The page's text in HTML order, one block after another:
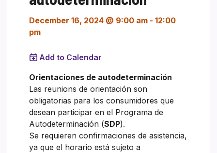
December 16, 2024 @ 9:00 am - 12:00
pm
Add to Calendar
Orientaciones de autodeterminación
Las reunions de orientación son
obligatorias para los consumidores que
desean participar en el Programa de
Autodeterminación (SDP).
Se requieren confirmaciones de asistencia,
ya que el horario está sujeto a